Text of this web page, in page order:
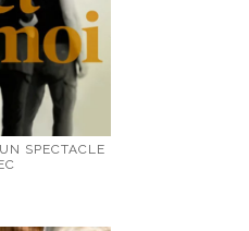
SPECTACLE